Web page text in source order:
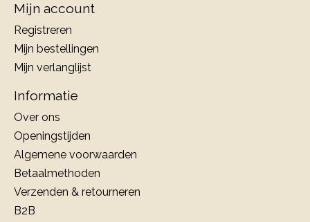
Mijn account
Registreren
Mijn bestellingen
Mijn verlanglijst
Informatie
Over ons
Openingstijden
Algemene voorwaarden
Betaalmethoden
Verzenden & retourneren
B2B